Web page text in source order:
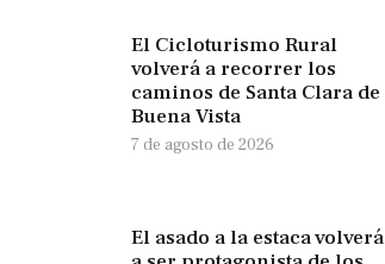
El Cicloturismo Rural
volverá a recorrer los
caminos de Santa Clara de
Buena Vista
7 de agosto de 2026
El asado a la estaca volverá